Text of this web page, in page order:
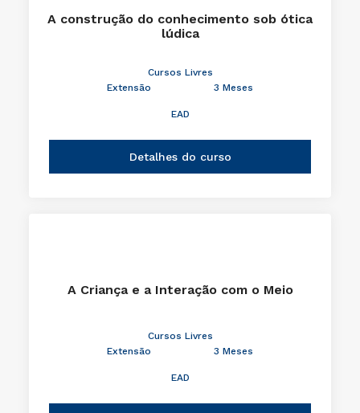
A construção do conhecimento sob ótica
lúdica
Cursos Livres
Extensão
3 Meses
EAD
Detalhes do curso
A Criança e a Interação com o Meio
Cursos Livres
Extensão
3 Meses
EAD